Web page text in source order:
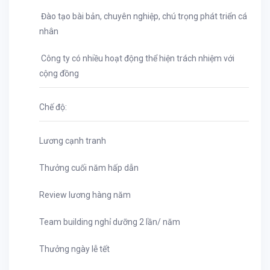
Đào tạo bài bản, chuyên nghiệp, chú trọng phát triển cá
nhân
Công ty có nhiều hoạt động thể hiện trách nhiệm với
cộng đồng
Chế độ:
Lương cạnh tranh
Thưởng cuối năm hấp dẫn
Review lương hàng năm
Team building nghỉ dưỡng 2 lần/ năm
Thưởng ngày lễ tết